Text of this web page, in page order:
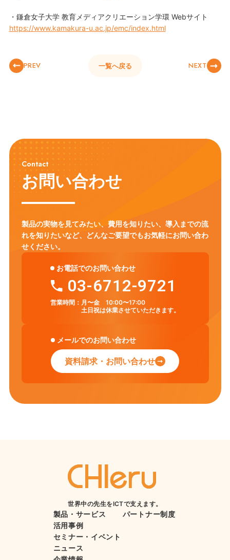
・鎌倉女子大学 教育メディアクリエーション学環 Webサイト
https://www.kamakura-u.ac.jp/emc/index.html
PREV 一覧へ戻る NEXT
Contact
お問い合わせ
製品の実物を見てみたい、費用を知りたい、導入までの流
れを知りたいなど、
どんなご要望でもお気軽にお問い合わ
せください。
お電話でのお問い合わせ
03-6712-9721
営業時間： 月〜金 10:00〜17:00
土日祝は休業させていただきます。
メールでのお問い合わせ
資料請求・お問い合わせ
世界中の先生をICTで支えます。
製品・サービス
活用事例
セミナー・イベント
ニュース
パートナー制度